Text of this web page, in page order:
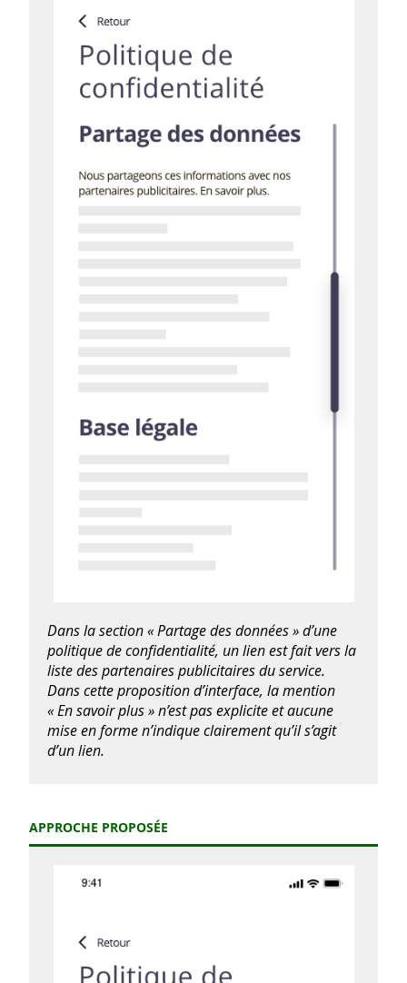
Dans la section « Partage des données » d’une
politique de confidentialité, un lien est fait vers la
liste des partenaires publicitaires du service.
Dans cette proposition d’interface, la mention
« En savoir plus » n’est pas explicite et aucune
mise en forme n’indique clairement qu’il s’agit
d’un lien.
APPROCHE PROPOSÉE